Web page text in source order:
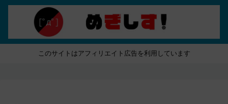
このサイトはアフィリエイト広告を利用しています